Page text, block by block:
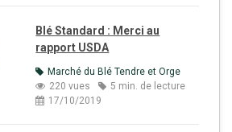
Blé Standard : Merci au
rapport USDA
Marché du Blé Tendre et Orge
220 vues
5 min. de lecture
17/10/2019